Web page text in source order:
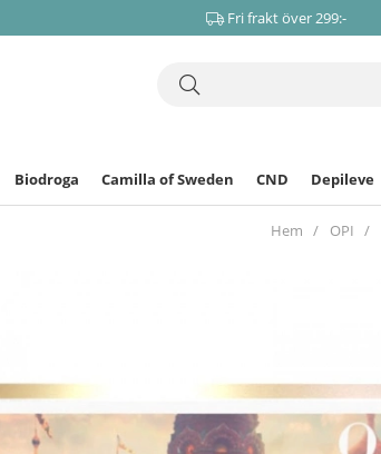
Fri frakt över 299:-
Biodroga Camilla of Sweden CND Depileve
Hem OPI